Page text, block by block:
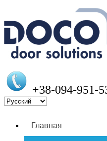
+38-094-951-
Главная